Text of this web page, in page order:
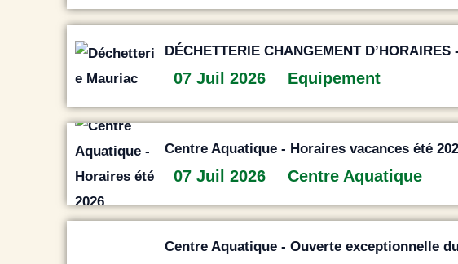
DÉCHETTERIE CHANGEMENT
07 Juil 2026 Equipement
Centre Aquatique - Horaires vacances été
07 Juil 2026 Centre Aquatique
Centre Aquatique - Ouverte exceptionnelle